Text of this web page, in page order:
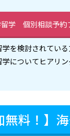
学 個別相談予約
を検討されてい
学についてヒアリ
無料！】